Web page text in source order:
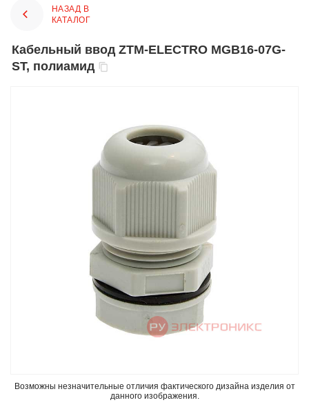
НАЗАД В
КАТАЛОГ
Кабельный ввод ZTM-ELECTRO MGB16-07G-
ST, полиамид
Возможны незначительные отличия фактического дизайна изделия от
данного изображения.